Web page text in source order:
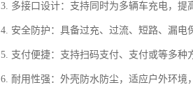
3. 多接口设计：支持同时为多辆车充电，提
4. 安全防护：具备过充、过流、短路、漏电
5. 支付便捷：支持扫码支付、支付或等多种
6. 耐用性强：外壳防水防尘，适应户外环境